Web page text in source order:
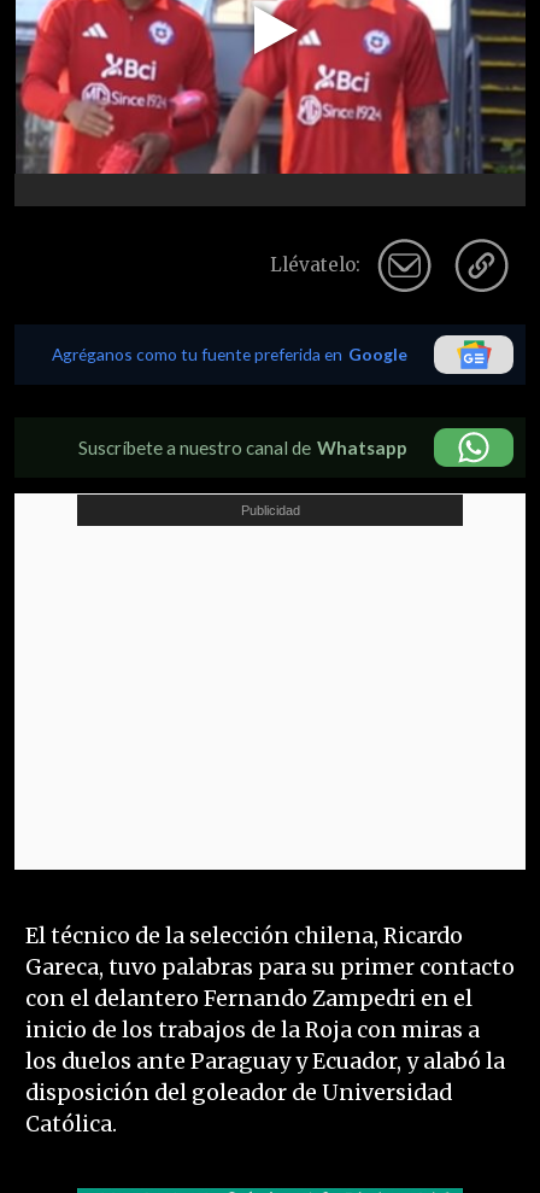
Play
Video
Llévatelo:
Agréganos como tu fuente preferida en Google
Suscríbete a nuestro canal de Whatsapp
El técnico de la selección chilena, Ricardo
Gareca, tuvo palabras para su primer contacto
con el delantero Fernando Zampedri en el
inicio de los trabajos de la Roja con miras a
los duelos ante Paraguay y Ecuador, y alabó la
disposición del goleador de Universidad
Católica.